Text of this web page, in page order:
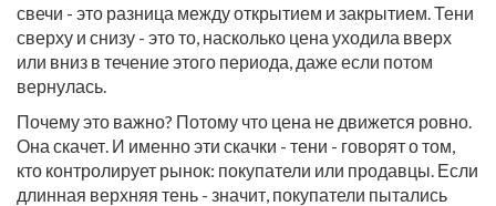
свечи - это разница между открытием и закрытием. Тени
сверху и снизу - это то, насколько цена уходила вверх
или вниз в течение этого периода, даже если потом
вернулась.
Почему это важно? Потому что цена не движется ровно.
Она скачет. И именно эти скачки - тени - говорят о том,
кто контролирует рынок: покупатели или продавцы. Если
длинная верхняя тень - значит, покупатели пытались